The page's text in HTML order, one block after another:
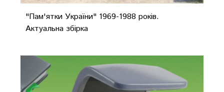
"Пам'ятки України" 1969-1988 років.
Актуальна збірка